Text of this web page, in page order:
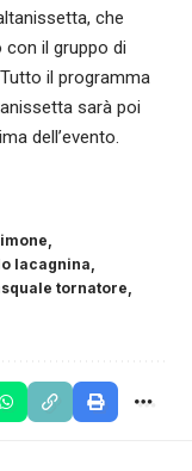
che
con il gruppo di
il programma
sarà poi
dell’evento.
lacagnina
tornatore